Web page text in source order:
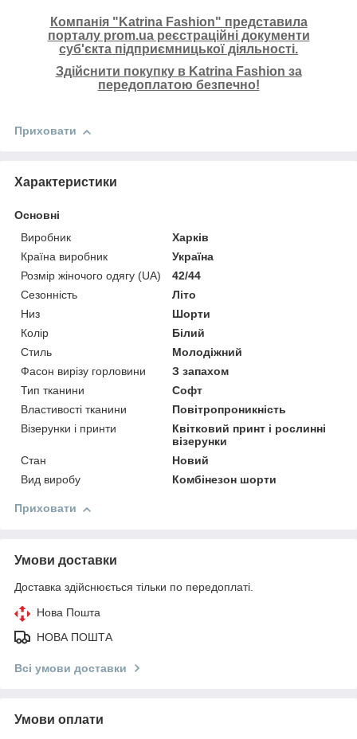
Компанія "Katrina Fashion" представила
порталу prom.ua реєстраційні документи
суб'єкта підприємницької діяльності.
Здійснити покупку в Katrina Fashion за
передоплатою безпечно!
Приховати
Характеристики
Основні
Виробник
Харків
Країна виробник
Україна
Розмір жіночого одягу (UA)
42/44
Сезонність
Літо
Низ
Шорти
Колір
Білий
Стиль
Молодіжний
Фасон вирізу горловини
З запахом
Тип тканини
Софт
Властивості тканини
Повітропроникність
Візерунки і принти
Квітковий принт і рослинні
візерунки
Стан
Новий
Вид виробу
Комбінезон шорти
Приховати
Умови доставки
Доставка здійснюється тільки по передоплаті.
Нова Пошта
НОВА ПОШТА
Всі умови доставки
Умови оплати